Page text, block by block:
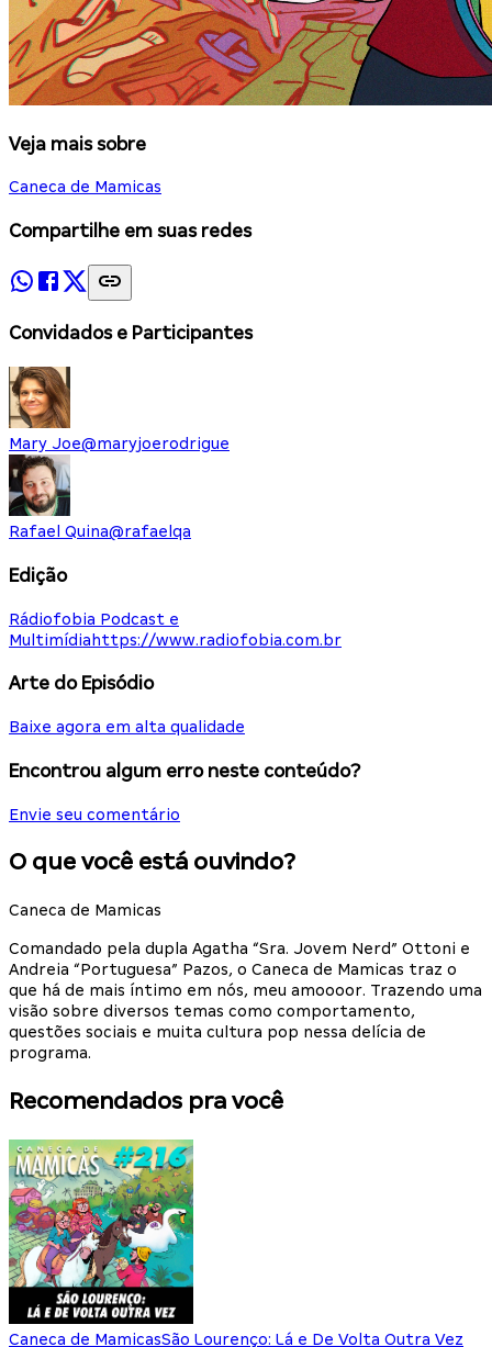
Veja mais sobre
Caneca de Mamicas
Compartilhe em suas redes
Convidados e Participantes
Mary Joe@maryjoerodrigue
Rafael Quina@rafaelqa
Edição
Rádiofobia Podcast e
Multimídia https://www.radiofobia.com.br
Arte do Episódio
Baixe agora em alta qualidade
Encontrou algum erro neste conteúdo?
Envie seu comentário
O que você está ouvindo?
Caneca de Mamicas
Comandado pela dupla Agatha “Sra. Jovem Nerd” Ottoni e
Andreia “Portuguesa” Pazos, o Caneca de Mamicas traz o
que há de mais íntimo em nós, meu amoooor. Trazendo uma
visão sobre diversos temas como comportamento,
questões sociais e muita cultura pop nessa delícia de
programa.
Recomendados pra você
Caneca de MamicasSão Lourenço: Lá e De Volta Outra Vez